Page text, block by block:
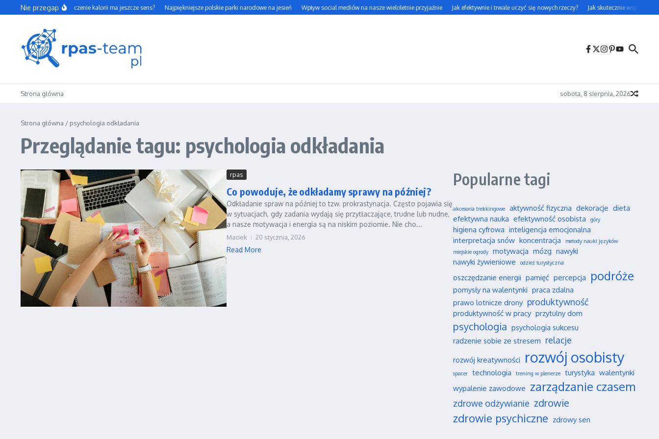
Przejdź do treści
Nie przegap
Czy codzienne liczenie kalorii ma jeszcze sens? Najpiękniejsze polskie parki narodowe na jesień Wpływ social mediów na nasze wieloletnie przyjaźnie Jak efektywnie i trwale uczyć się nowych rzeczy? Jak skutecznie wspierać
Strona główna sobota, 8 sierpnia, 2026
Strona główna / psychologia odkładania
Przeglądanie tagu: psychologia odkładania
rpas
Co powoduje, że odkładamy sprawy na później?
Odkładanie spraw na później to tzw. prokrastynacja. Często pojawia się
w sytuacjach, gdy zadania wydają się przytłaczające, trudne lub nudne,
a nasze motywacja i energia są na niskim poziomie. Nie cho...
Maciek 20 stycznia, 2026
Read More
Popularne tagi
akcesoria trekkingowe aktywność fizyczna dekoracje dieta
efektywna nauka efektywność osobista góry
higiena cyfrowa inteligencja emocjonalna
interpretacja snów koncentracja
metody nauki języków
miejskie ogrody
motywacja mózg nawyki
nawyki żywieniowe
odzież turystyczna
oszczędzanie energii pamięć percepcja podróże
pomysły na walentynki praca zdalna
prawo lotnicze drony produktywność
produktywność w pracy przytulny dom
psychologia psychologia sukcesu
radzenie sobie ze stresem relacje
rozwój kreatywności rozwój osobisty
spacer technologia trening w plenerze turystyka walentynki
wypalenie zawodowe zarządzanie czasem
zdrowe odżywianie zdrowie
zdrowie psychiczne zdrowy sen